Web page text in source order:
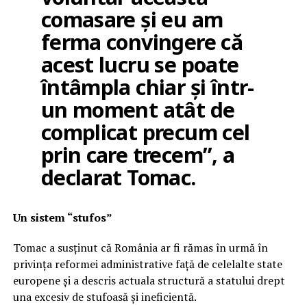
comasare și eu am
ferma convingere că
acest lucru se poate
întâmpla chiar și într-
un moment atât de
complicat precum cel
prin care trecem”, a
declarat Tomac.
Un sistem “stufos”
Tomac a susținut că România ar fi rămas în urmă în
privința reformei administrative față de celelalte state
europene și a descris actuala structură a statului drept
una excesiv de stufoasă și ineficientă.